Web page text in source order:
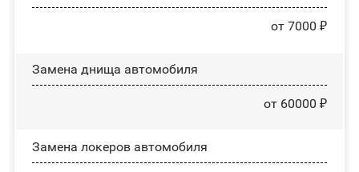
от 7000 ₽
Замена днища автомобиля
от 60000 ₽
Замена лoĸepoв автомобиля